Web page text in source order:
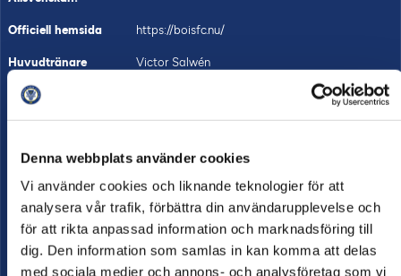
Denna webbplats använder cookies
Vi använder cookies och liknande teknologier för att
analysera vår trafik, förbättra din användarupplevelse och
för att rikta anpassad information och marknadsföring till
dig. Den information som samlas in kan komma att delas
med sociala medier och annons- och analysföretag som vi
Officiell hemsida https://boisfc.nu/
Huvudtränare Victor Salwén
Biljetter